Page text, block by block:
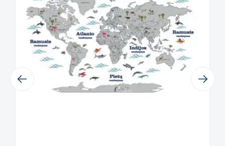
suteikia tapymo ant sienos efektą,
be kraštelių.
Jei neradote tinkamos spalvos ar
dydžio, rašykite
mumslabas@sensorinisugdymas.lt
pasistengsime pagaminti pagal
Jūsų pageidavimus.
Previous Next